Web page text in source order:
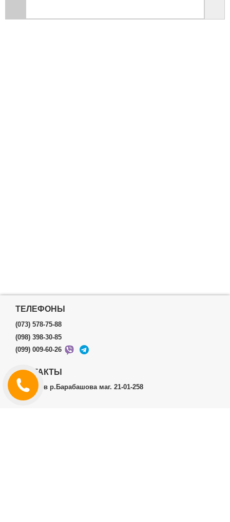
ТЕЛЕФОНЫ
(073) 578-75-88
(098) 398-30-85
(099) 009-60-26
КОНТАКТЫ
г.Харьков р.Барабашова маг. 21-01-258